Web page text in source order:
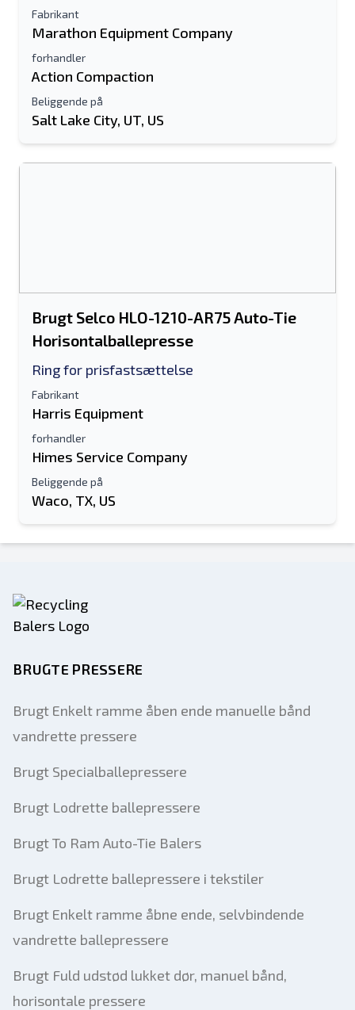
Fabrikant
Marathon Equipment Company
forhandler
Action Compaction
Beliggende på
Salt Lake City, UT, US
Brugt Selco HLO-1210-AR75 Auto-Tie
Horisontalballepresse
Ring for prisfastsættelse
Fabrikant
Harris Equipment
forhandler
Himes Service Company
Beliggende på
Waco, TX, US
BRUGTE PRESSERE
Brugt Enkelt ramme åben ende manuelle bånd
vandrette pressere
Brugt Specialballepressere
Brugt Lodrette ballepressere
Brugt To Ram Auto-Tie Balers
Brugt Lodrette ballepressere i tekstiler
Brugt Enkelt ramme åbne ende, selvbindende
vandrette ballepressere
Brugt Fuld udstød lukket dør, manuel bånd,
horisontale pressere